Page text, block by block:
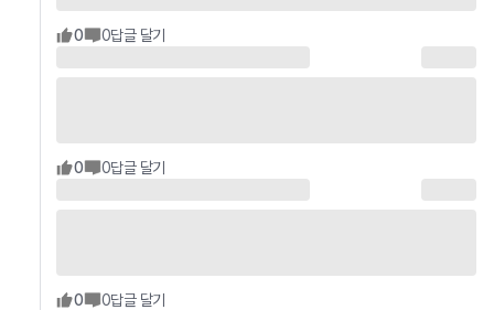
0 0답글 달기
0 0답글 달기
0 0답글 달기